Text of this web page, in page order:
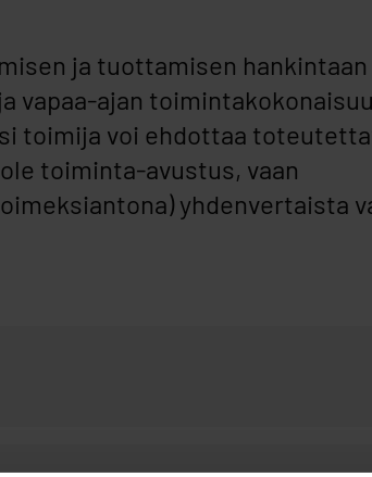
ja tuottamisen hankintaan
vapaa-ajan
toimija voi ehdottaa
toiminta-avustus, vaan
yhdenvertaista